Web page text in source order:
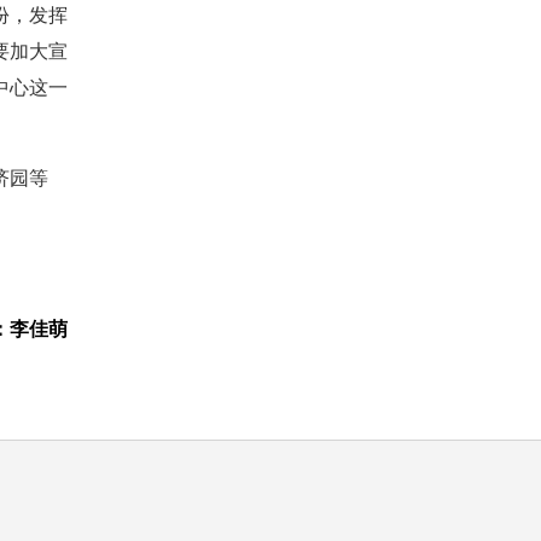
，发挥
加大宣
心这一
园等
李佳萌